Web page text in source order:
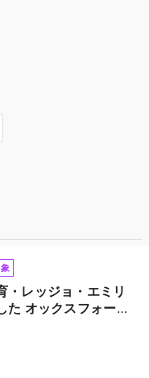
・レッジョ・エミリ
た オックスフォード
る 自分でできる子に